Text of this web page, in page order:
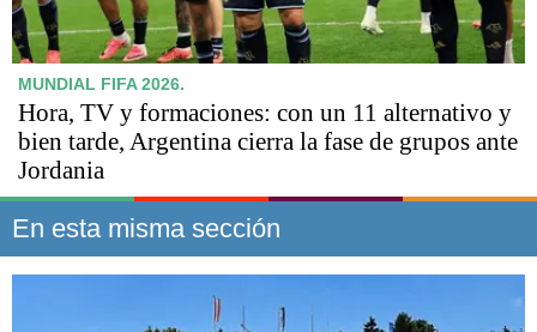
MUNDIAL FIFA 2026.
Hora, TV y formaciones: con un 11 alternativo y
bien tarde, Argentina cierra la fase de grupos ante
Jordania
En esta misma sección